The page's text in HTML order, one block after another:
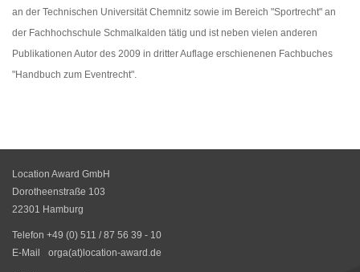
an der Technischen Universität Chemnitz sowie im Bereich "Sportrecht" an
der Fachhochschule Schmalkalden tätig und ist neben vielen anderen
Publikationen Autor des 2009 in dritter Auflage erschienenen Fachbuches
"Handbuch zum Eventrecht".
Location Award GmbH
Dorotheenstraße 103
22301 Hamburg
Telefon +49 (0) 511 / 87 56 39 - 10
E-Mail
orga(at)location-award.de